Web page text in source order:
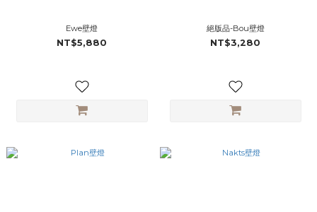
Ewe壁燈
NT$5,880
絕版品-Bou壁燈
NT$3,280